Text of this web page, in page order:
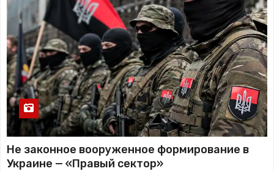
Не законное вооруженное формирование в
Украине — «Правый сектор»